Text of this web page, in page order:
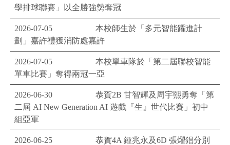
學排球聯賽」以全勝強勢奪冠
2026-07-05
本校師生於「多元智能躍進計
劃」嘉許禮獲消防處嘉許
2026-07-05
本校單車隊於「第二屆聯校智能
單車比賽」奪得兩冠一亞
2026-06-30
恭賀2B 甘智輝及周宇熙勇奪「第
二屆 AI New Generation AI 遊戲『生』世代比賽」初中
組亞軍
2026-06-25
恭賀4A 鍾兆永及6D 張燿錩分別